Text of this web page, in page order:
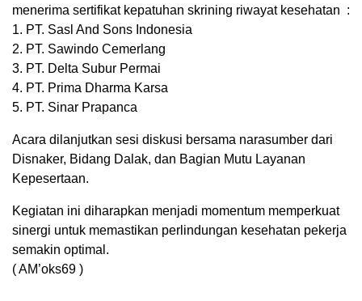
menerima sertifikat kepatuhan skrining riwayat kesehatan :
1. PT. Sasl And Sons Indonesia
2. PT. Sawindo Cemerlang
3. PT. Delta Subur Permai
4. PT. Prima Dharma Karsa
5. PT. Sinar Prapanca
Acara dilanjutkan sesi diskusi bersama narasumber dari
Disnaker, Bidang Dalak, dan Bagian Mutu Layanan
Kepesertaan.
Kegiatan ini diharapkan menjadi momentum memperkuat
sinergi untuk memastikan perlindungan kesehatan pekerja
semakin optimal.
( AM’oks69 )